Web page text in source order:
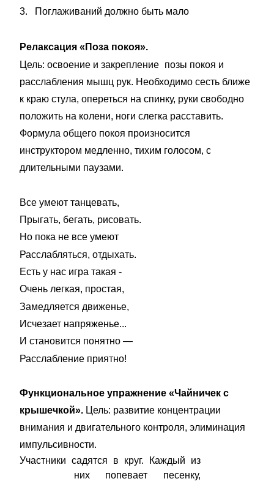
3.
Поглаживаний должно быть мало
Релаксация «Поза покоя».
Цель: освоение и закрепление позы покоя и
расслабления мышц рук. Необходимо сесть ближе
к краю стула, опереться на спинку, руки свободно
положить на колени, ноги слегка расставить.
Формула общего покоя произносится
инструктором медленно, тихим голосом, с
длительными паузами.
Все умеют танцевать,
Прыгать, бегать, рисовать.
Но пока не все умеют
Расслабляться, отдыхать.
Есть у нас игра такая -
Очень легкая, простая,
Замедляется движенье,
Исчезает напряженье...
И становится понятно —
Расслабление приятно!
Функциональное упражнение «Чайничек с
крышечкой». Цель: развитие концентрации
внимания и двигательного контроля, элиминация
импульсивности.
Участники садятся в круг. Каждый из
них попевает песенку,